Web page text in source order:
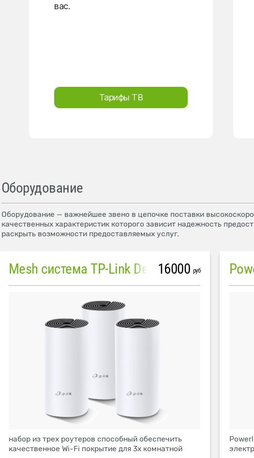
вас.
Тарифы ТВ
Оборудование
Оборудование — важнейшее звено в цепочке поставки
качественных характеристик которого зависит надежность
раскрыть возможности предоставляемых услуг.
Mesh система TP-Link Deco M4 (3 устройства)
16000 руб
набор из трех роутеров способный обеспечить
качественное Wi-Fi покрытие для 3х комнатной